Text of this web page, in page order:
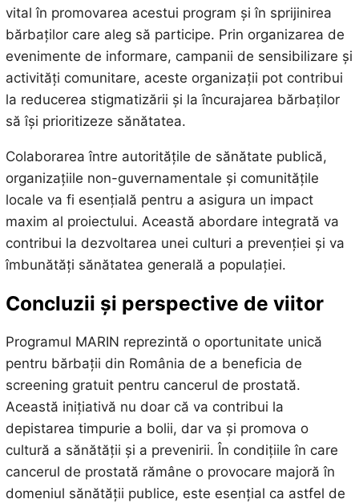
vital în promovarea acestui program și în sprijinirea
bărbaților care aleg să participe. Prin organizarea de
evenimente de informare, campanii de sensibilizare și
activități comunitare, aceste organizații pot contribui
la reducerea stigmatizării și la încurajarea bărbaților
să își prioritizeze sănătatea.
Colaborarea între autoritățile de sănătate publică,
organizațiile non-guvernamentale și comunitățile
locale va fi esențială pentru a asigura un impact
maxim al proiectului. Această abordare integrată va
contribui la dezvoltarea unei culturi a prevenției și va
îmbunătăți sănătatea generală a populației.
Concluzii și perspective de viitor
Programul MARIN reprezintă o oportunitate unică
pentru bărbații din România de a beneficia de
screening gratuit pentru cancerul de prostată.
Această inițiativă nu doar că va contribui la
depistarea timpurie a bolii, dar va și promova o
cultură a sănătății și a prevenirii. În condițiile în care
cancerul de prostată rămâne o provocare majoră în
domeniul sănătății publice, este esențial ca astfel de